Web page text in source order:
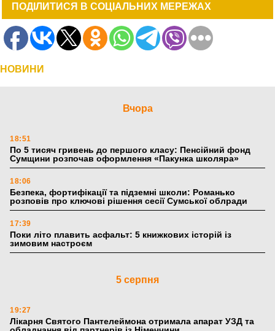
ПОДІЛИТИСЯ В СОЦІАЛЬНИХ МЕРЕЖАХ
НОВИНИ
Вчора
18:51
По 5 тисяч гривень до першого класу: Пенсійний фонд
Сумщини розпочав оформлення «Пакунка школяра»
18:06
Безпека, фортифікації та підземні школи: Романько
розповів про ключові рішення сесії Сумської облради
17:39
Поки літо плавить асфальт: 5 книжкових історій із
зимовим настроєм
5 серпня
19:27
Лікарня Святого Пантелеймона отримала апарат УЗД та